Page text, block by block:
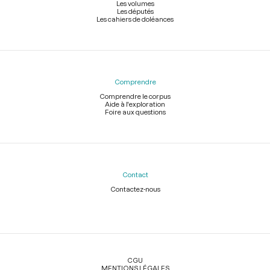
Les volumes
Les députés
Les cahiers de doléances
Comprendre
Comprendre le corpus
Aide à l'exploration
Foire aux questions
Contact
Contactez-nous
Légal
CGU
MENTIONS LÉGALES